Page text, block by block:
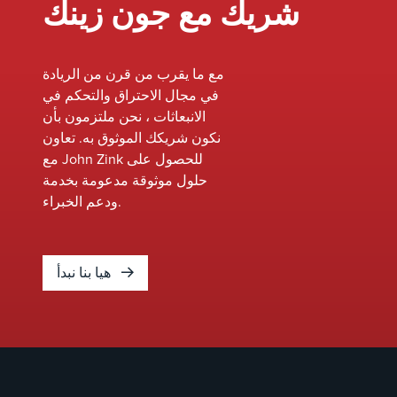
المثبت.
باستخدام
كهربائية
لإشعال خليط
هواء ووقود،
يضمن نظام
FFG اشتعال
الطيار الآمن
والفعال، حتى
قدم.&nbsp;
شريك مع جون زينك
مع ما يقرب من قرن من الريادة
في مجال الاحتراق والتحكم في
الانبعاثات ، نحن ملتزمون بأن
نكون شريكك الموثوق به. تعاون
مع John Zink للحصول على
حلول موثوقة مدعومة بخدمة
ودعم الخبراء.